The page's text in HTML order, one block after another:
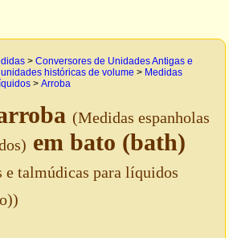
> Conversores de Unidades Antigas e
históricas de volume > Medidas
> Arroba
(Medidas espanholas
em bato (bath)
talmúdicas para líquidos